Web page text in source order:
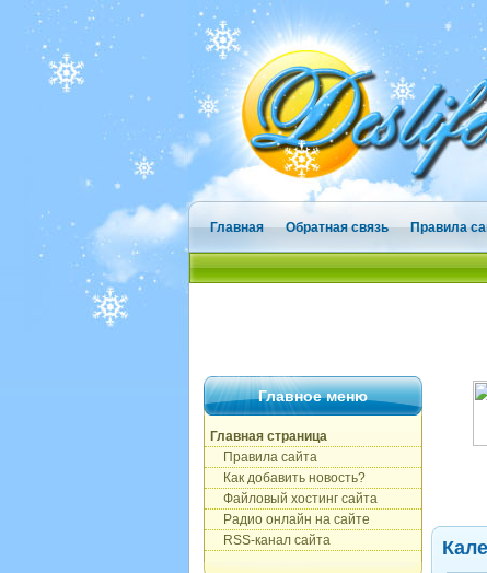
Главная Обратная связь Правила
Главное меню
Главная страница
Правила сайта
Как добавить новость?
Файловый хостинг сайта
Радио онлайн на сайте
RSS-канал сайта